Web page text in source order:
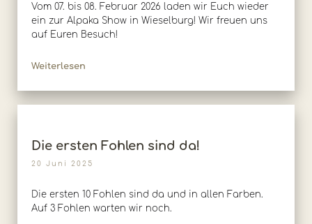
Vom 07. bis 08. Februar 2026 laden wir Euch wieder
ein zur Alpaka Show in Wieselburg! Wir freuen uns
auf Euren Besuch!
Weiterlesen
Die ersten Fohlen sind da!
20 Juni 2025
Die ersten 10 Fohlen sind da und in allen Farben.
Auf 3 Fohlen warten wir noch.